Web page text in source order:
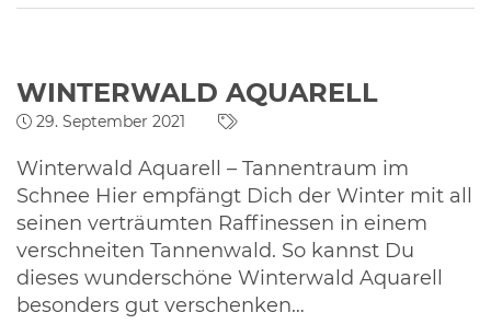
WINTERWALD AQUARELL
29. September 2021
Winterwald Aquarell – Tannentraum im
Schnee Hier empfängt Dich der Winter mit all
seinen verträumten Raffinessen in einem
verschneiten Tannenwald. So kannst Du
dieses wunderschöne Winterwald Aquarell
besonders gut verschenken…